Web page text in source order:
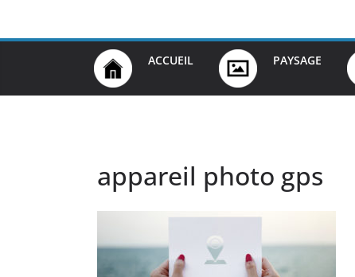
ACCUEIL PAYSAGE
appareil photo gps